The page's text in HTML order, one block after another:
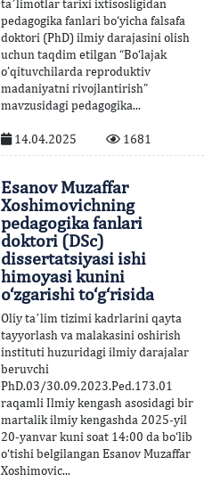
taʼlimotlar tarixi ixtisosligidan
pedagogika fanlari bo‘yicha falsafa
doktori (PhD) ilmiy darajasini olish
uchun taqdim etilgan “Bo‘lajak
o’qituvchilarda reproduktiv
madaniyatni rivojlantirish”
mavzusidagi pedagogika...
14.04.2025 1681
Esanov Muzaffar
Xoshimovichning
pedagogika fanlari
doktori (DSc)
dissertatsiyasi ishi
himoyasi kunini
o‘zgarishi to‘g‘risida
Oliy taʼlim tizimi kadrlarini qayta
tayyorlash va malakasini oshirish
instituti huzuridagi ilmiy darajalar
beruvchi
PhD.03/30.09.2023.Ped.173.01
raqamli Ilmiy kengash asosidagi bir
martalik ilmiy kengashda 2025-yil
20-yanvar kuni soat 14:00 da bo‘lib
o‘tishi belgilangan Esanov Muzaffar
Xoshimovic...